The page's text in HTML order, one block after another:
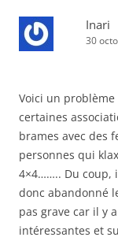
Inari
30
Voici un problème
certaines
brames avec des
personnes qui
4×4…….. Du coup,
donc abandonné
pas grave car il y
intéressantes et